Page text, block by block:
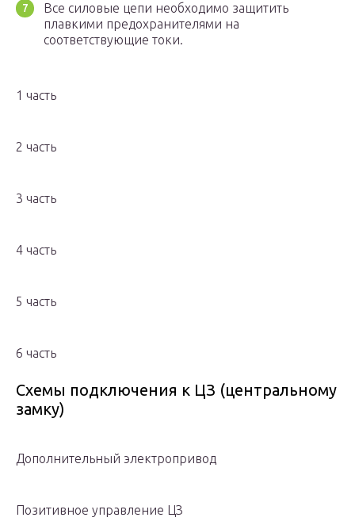
Все силовые цепи необходимо защитить
плавкими предохранителями на
соответствующие токи.
1 часть
2 часть
3 часть
4 часть
5 часть
6 часть
Схемы подключения к ЦЗ (центральному
замку)
Дополнительный электропривод
Позитивное управление ЦЗ